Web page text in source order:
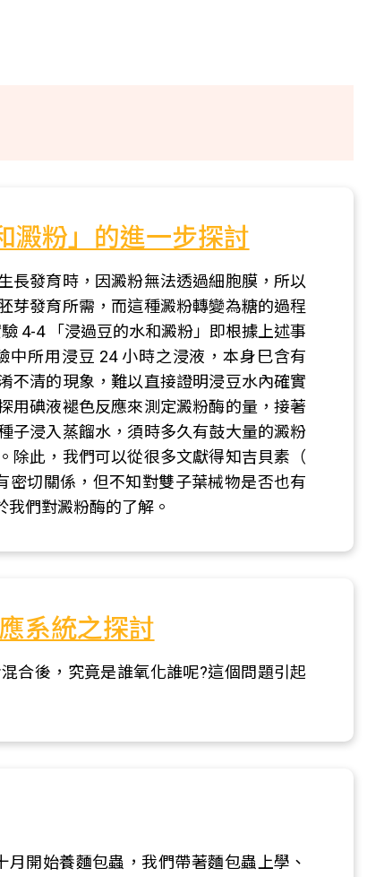
澱粉」的進一步探討
長發育時，因澱粉無法透過細胞膜，所以
芽發育所需，而這種澱粉轉變為糖的過程
4-4 「浸過豆的水和澱粉」即根據上述事
所用浸豆 24 小時之浸液，本身巳含有
不清的現象，難以直接證明浸豆水內確實
用碘液褪色反應來測定澱粉酶的量，接著
子浸入蒸餾水，須時多久有鼓大量的澱粉
除此，我們可以從很多文獻得知吉貝素（
密切關係，但不知對雙子葉械物是否也有
們對澱粉酶的了解。
系統之探討
合後，究竟是誰氧化誰呢?這個問題引起
開始養麵包蟲，我們帶著麵包蟲上學、